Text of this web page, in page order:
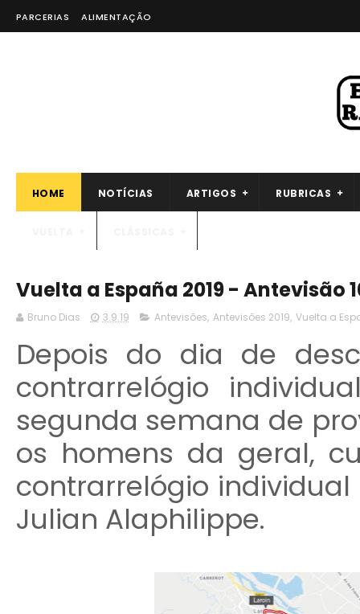
PARCERIAS ALIMENTAÇÃO
HOME NOTÍCIAS ARTIGOS RUBRICAS
Vuelta a España 2019 - Antevisão
Bruno Dias 3.9.19 Antevisões, Antevisões 2019, Vuelta a
Depois do dia de
contrarrelógio
segunda semana de
os homens da geral,
contrarrelógio
Julian Alaphilippe.